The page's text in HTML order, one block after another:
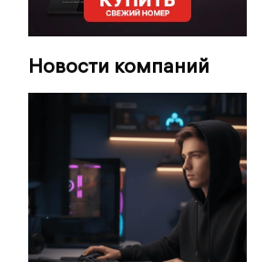
Новости компаний